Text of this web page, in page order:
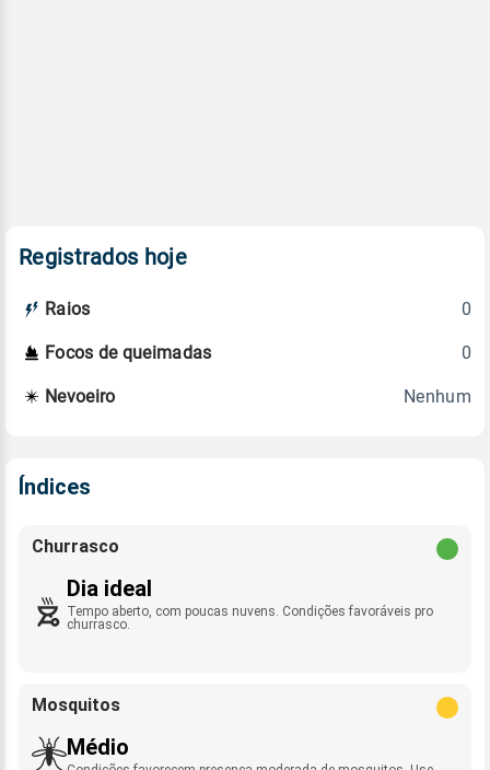
Registrados hoje
Raios 0
Focos de queimadas 0
Nevoeiro Nenhum
Índices
Churrasco
Dia ideal
Tempo aberto, com poucas nuvens. Condições favoráveis pro
churrasco.
Mosquitos
Médio